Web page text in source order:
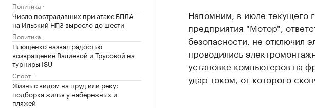
Политика
Число пострадавших при атаке БПЛА
на Ильский НПЗ выросло до шести
Политика
Плющенко назвал радостью
возвращение Валиевой и Трусовой на
турниры ISU
Спорт
Жизнь с видом на пруд или реку:
подборка жилья у набережных и
пляжей
Напомним, в июле текущего
предприятия "Мотор",
безопасности, не отключил
проводились
установке компьютеров на
удар током, от которого